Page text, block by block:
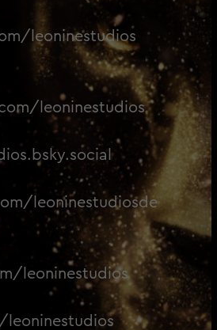
leoninestudios
leoninestudios
leoninestudiosde
leoninestudios